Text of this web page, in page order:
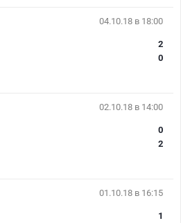
04.10.18 в 18:00
2
0
02.10.18 в 14:00
0
2
01.10.18 в 16:15
1